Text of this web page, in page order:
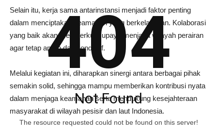
Selain itu, kerja sama antarinstansi menjadi faktor penting
dalam menciptakan keamanan yang berkelanjutan. Kolaborasi
yang baik akan memperkuat upaya menjaga wilayah perairan
agar tetap aman dan kondusif.
Melalui kegiatan ini, diharapkan sinergi antara berbagai pihak
semakin solid, sehingga mampu memberikan kontribusi nyata
dalam menjaga keamanan serta mendukung kesejahteraan
masyarakat di wilayah pesisir dan laut Indonesia.
404
Not Found
The resource requested could not be found on this server!